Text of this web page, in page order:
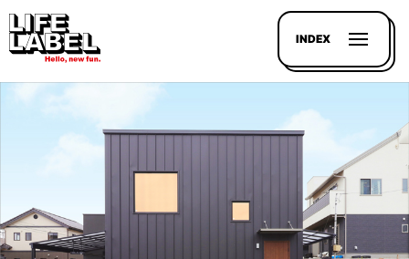
INDEX
記事を
探す